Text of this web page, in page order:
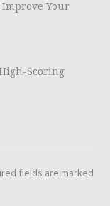
Your
Scoring
fields are marked